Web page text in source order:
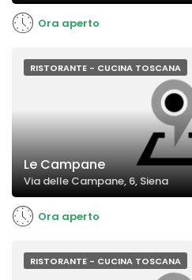
Ora aperto
RISTORANTE - CUCINA TOSCANA
Le Campane
Via delle Campane, 6, Siena
Ora aperto
RISTORANTE - CUCINA TOSCANA